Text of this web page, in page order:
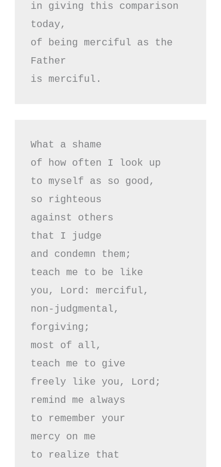
in giving this comparison
today,
of being merciful as the
Father
is merciful.
What a shame
of how often I look up
to myself as so good,
so righteous
against others
that I judge
and condemn them;
teach me to be like
you, Lord: merciful,
non-judgmental,
forgiving;
most of all,
teach me to give
freely like you, Lord;
remind me always
to remember your
mercy on me
to realize that